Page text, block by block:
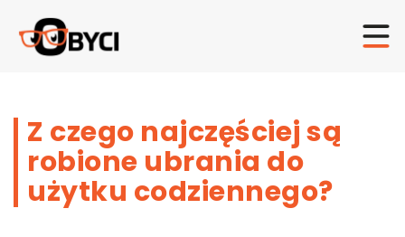
Z czego najczęściej są
robione ubrania do
użytku codziennego?